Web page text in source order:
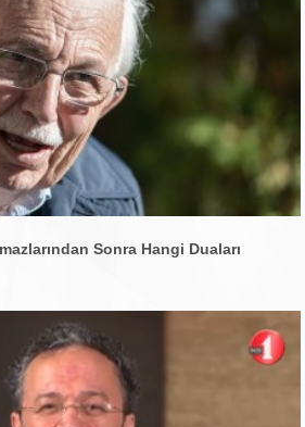
Sonra Hangi Duaları